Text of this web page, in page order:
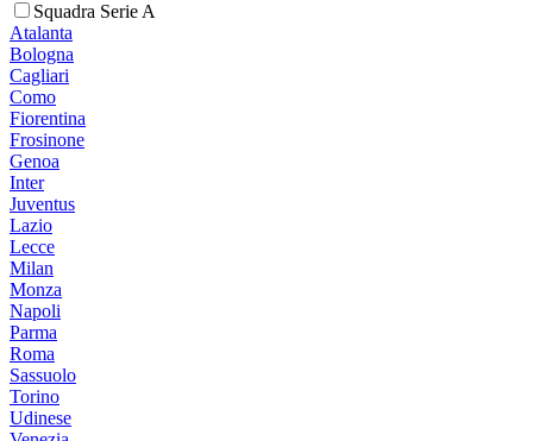
Squadra Serie A
Atalanta
Bologna
Cagliari
Como
Fiorentina
Frosinone
Genoa
Inter
Juventus
Lazio
Lecce
Milan
Monza
Napoli
Parma
Roma
Sassuolo
Torino
Udinese